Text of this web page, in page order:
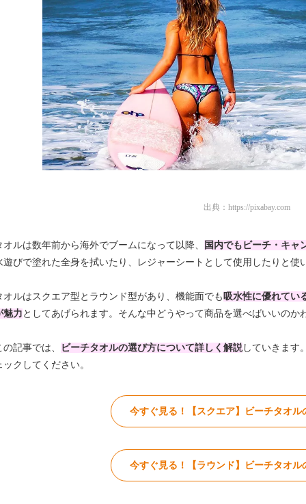
出典： https://pixabay.com
オルは数年前から海外でブームになって以降、
国内でもビーチ・キャ
遊びで塗れた全身を拭いたり、レジャーシートとして使用したりと
オルはスクエア型とラウンド型があり、機能面でも吸水性に優れてい
魅力 としてあげられます。そんな中どうやって商品を選べばいいのか
記事では、 ビーチタオルの選び方について詳しく解説していきます
クしてください。
今すぐ見る！【スクエア】ビーチタオル
今すぐ見る！【ラウンド】ビーチタオル